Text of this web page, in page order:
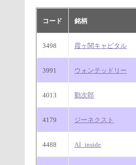
コード 銘柄
3498 霞ヶ関キャピタル
3991 ウォンテッドリー
4013 勤次郎
4179 ジーネクスト
4488 AI_inside